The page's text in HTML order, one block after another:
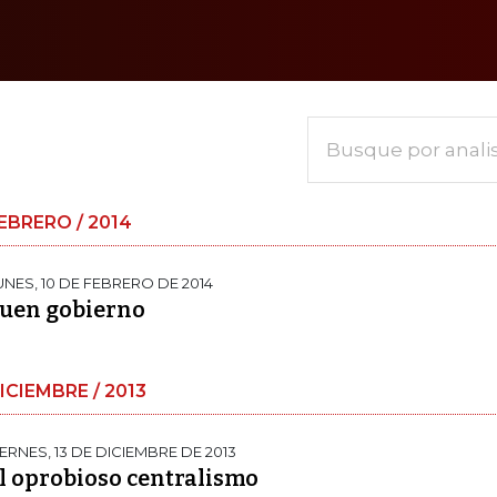
Busque por
/ 2014
10 DE FEBRERO DE 2014
gobierno
/ 2013
13 DE DICIEMBRE DE 2013
oprobioso centralismo